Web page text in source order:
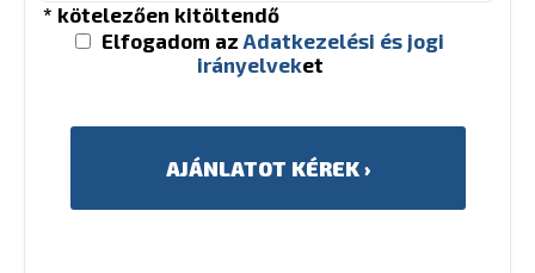
* kötelezően kitöltendő
Elfogadom az Adatkezelési és jogi
irányelveket